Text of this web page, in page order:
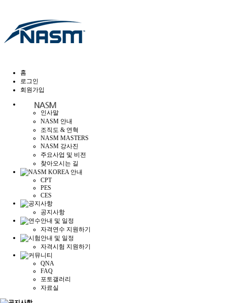
홈
로그인
회원가입
인사말
NASM 안내
조직도 & 연혁
NASM MASTERS
NASM 강사진
주요사업 및 비전
찾아오시는 길
CPT
PES
CES
공지사항
자격연수 지원하기
자격시험 지원하기
QNA
FAQ
포토갤러리
자료실